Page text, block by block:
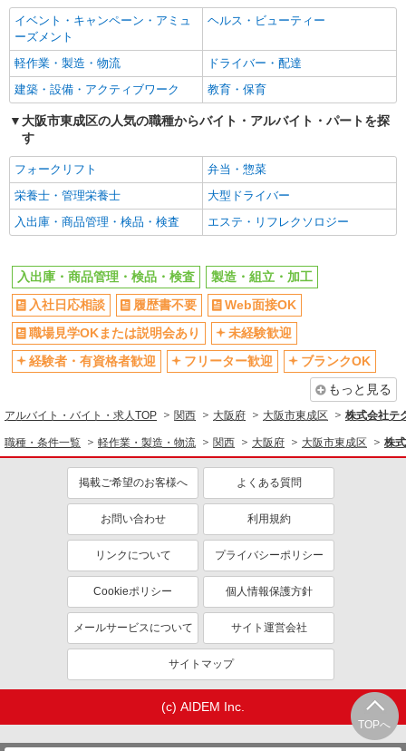
イベント・キャンペーン・アミュ
ーズメント
ヘルス・ビューティー
軽作業・製造・物流
ドライバー・配達
建築・設備・アクティブワーク
教育・保育
大阪市東成区の人気の職種からバイト・アルバイト・パートを探
す
フォークリフト
弁当・惣菜
栄養士・管理栄養士
大型ドライバー
入出庫・商品管理・検品・検査
エステ・リフレクソロジー
TOPへ
入出庫・商品管理・検品・検査
製造・組立・加工
入社日応相談
履歴書不要
Web面接OK
職場見学OKまたは説明会あり
未経験歓迎
経験者・有資格者歓迎
フリーター歓迎
ブランクOK
もっと見る
アルバイト・バイト・求人TOP 関西 大阪府 大阪市東成区 株式会社テ
職種・条件一覧 軽作業・製造・物流 関西 大阪府 大阪市東成区 株
掲載ご希望のお客様へ よくある質問
お問い合わせ 利用規約
リンクについて プライバシーポリシー
Cookieポリシー 個人情報保護方針
メールサービスについて サイト運営会社
サイトマップ
(c) AIDEM Inc.